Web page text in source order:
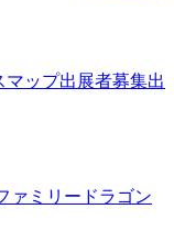
マップ出展者募集出
ァミリードラゴン